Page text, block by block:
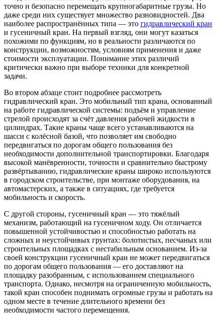
точно и безопасно перемещать крупногабаритные грузы. Но
даже среди них существует множество разновидностей. Два
наиболее распространённых типа — это гидравлический кран
и гусеничный кран. На первый взгляд, они могут казаться
похожими по функциям, но в реальности различаются по
конструкции, возможностям, условиям применения и даже
стоимости эксплуатации. Понимание этих различий
критически важно при выборе техники для конкретной
задачи.
Во втором абзаце стоит подробнее рассмотреть
гидравлический кран. Это мобильный тип крана, основанный
на работе гидравлической системы: подъём и управление
стрелой происходят за счёт давления рабочей жидкости в
цилиндрах. Такие краны чаще всего устанавливаются на
шасси с колёсной базой, что позволяет им свободно
передвигаться по дорогам общего пользования без
необходимости дополнительной транспортировки. Благодаря
высокой манёвренности, точности и сравнительно быстрому
развёртыванию, гидравлические краны широко используются
в городском строительстве, при монтаже оборудования, на
автомастерских, а также в ситуациях, где требуется
мобильность и скорость.
С другой стороны, гусеничный кран — это тяжёлый
механизм, работающий на гусеничном ходу. Он отличается
повышенной устойчивостью и способностью работать на
сложных и неустойчивых грунтах: болотистых, песчаных или
строительных площадках с нестабильным основанием. Из-за
своей конструкции гусеничный кран не может передвигаться
по дорогам общего пользования — его доставляют на
площадку разобранным, с использованием специального
транспорта. Однако, несмотря на ограниченную мобильность,
такой кран способен поднимать огромные грузы и работать на
одном месте в течение длительного времени без
необходимости частого перемещения.